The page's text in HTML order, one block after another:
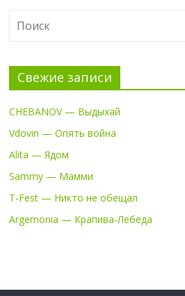
Свежие записи
CHEBANOV — Выдыхай
Vdovin — Опять война
Alita — Ядом
Sammy — Мамми
T-Fest — Никто не обещал
Argemonia — Крапива-Лебеда